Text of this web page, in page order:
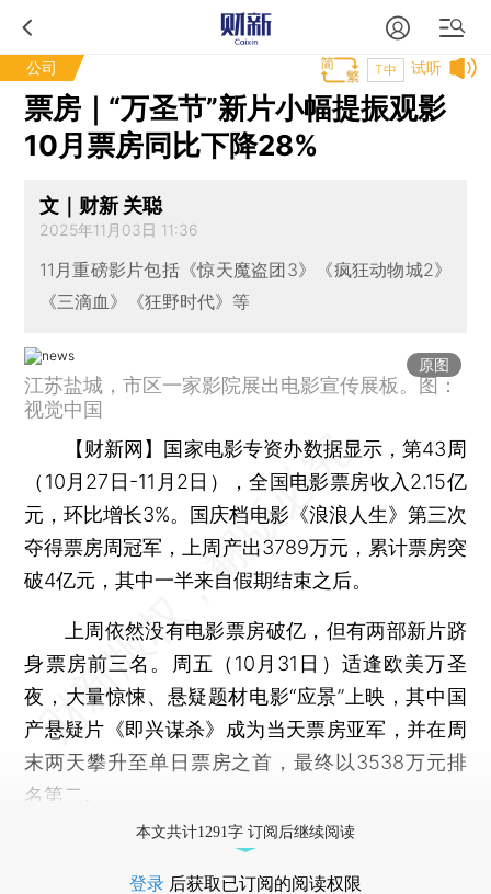
公司 试听
T中
票房｜“万圣节”新片小幅提振观影
10月票房同比下降28%
文｜财新 关聪
2025年11月03日 11:36
11月重磅影片包括《惊天魔盗团3》《疯狂动物城2》
《三滴血》《狂野时代》等
原图
江苏盐城，市区一家影院展出电影宣传展板。图：
视觉中国
【财新网】 国家电影专资办数据显示，第43周
（10月27日-11月2日），全国电影票房收入2.15亿
元，环比增长3%。国庆档电影《浪浪人生》第三次
夺得票房周冠军，上周产出3789万元，累计票房突
破4亿元，其中一半来自假期结束之后。
上周依然没有电影票房破亿，但有两部新片跻
身票房前三名。周五（10月31日）适逢欧美万圣
夜，大量惊悚、悬疑题材电影“应景”上映，其中国
产悬疑片《即兴谋杀》成为当天票房亚军，并在周
末两天攀升至单日票房之首，最终以3538万元排
名第二。
本文共计1291字 订阅后继续阅读
登录 后获取已订阅的阅读权限